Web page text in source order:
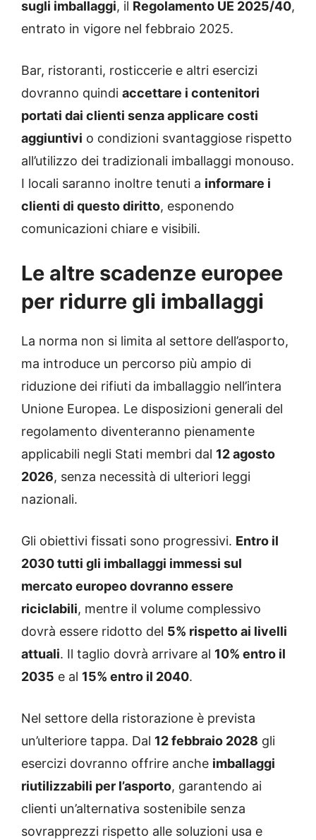
sugli imballaggi, il Regolamento UE 2025/40,
entrato in vigore nel febbraio 2025.
Bar, ristoranti, rosticcerie e altri esercizi
dovranno quindi accettare i contenitori
portati dai clienti senza applicare costi
aggiuntivi o condizioni svantaggiose rispetto
all’utilizzo dei tradizionali imballaggi monouso.
I locali saranno inoltre tenuti a informare i
clienti di questo diritto, esponendo
comunicazioni chiare e visibili.
Le altre scadenze europee
per ridurre gli imballaggi
La norma non si limita al settore dell’asporto,
ma introduce un percorso più ampio di
riduzione dei rifiuti da imballaggio nell’intera
Unione Europea. Le disposizioni generali del
regolamento diventeranno pienamente
applicabili negli Stati membri dal 12 agosto
2026, senza necessità di ulteriori leggi
nazionali.
Gli obiettivi fissati sono progressivi. Entro il
2030 tutti gli imballaggi immessi sul
mercato europeo dovranno essere
riciclabili, mentre il volume complessivo
dovrà essere ridotto del 5% rispetto ai livelli
attuali. Il taglio dovrà arrivare al 10% entro il
2035 e al 15% entro il 2040.
Nel settore della ristorazione è prevista
un’ulteriore tappa. Dal 12 febbraio 2028 gli
esercizi dovranno offrire anche imballaggi
riutilizzabili per l’asporto, garantendo ai
clienti un’alternativa sostenibile senza
sovrapprezzi rispetto alle soluzioni usa e